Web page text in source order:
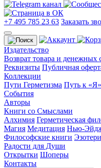
+7 495 785 23 63 Заказать
Издательство
Возврат товара и денежных
Реквизиты Публичная
Коллекции
Пути Герметизма Путь к «Я»
События
Авторы
Книги со Смыслами
Алхимия Герметическая
Магия Медитация Нью-
Философские книги
Радости для Души
Открытки Шоперы
Контакты